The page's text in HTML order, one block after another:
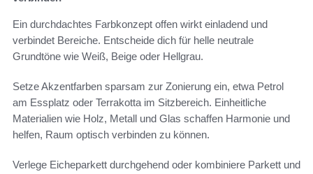
Ein durchdachtes Farbkonzept offen wirkt einladend und
verbindet Bereiche. Entscheide dich für helle neutrale
Grundtöne wie Weiß, Beige oder Hellgrau.
Setze Akzentfarben sparsam zur Zonierung ein, etwa Petrol
am Essplatz oder Terrakotta im Sitzbereich. Einheitliche
Materialien wie Holz, Metall und Glas schaffen Harmonie und
helfen, Raum optisch verbinden zu können.
Verlege Eicheparkett durchgehend oder kombiniere Parkett und